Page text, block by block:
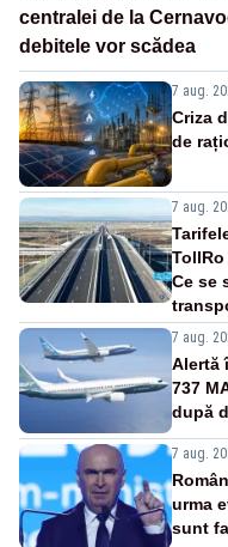
centralei de la
debitele vor scădea
7 aug.
Criza
de
7 aug.
Ce se
7 aug.
Alertă
737
după
7 aug.
urma
sunt